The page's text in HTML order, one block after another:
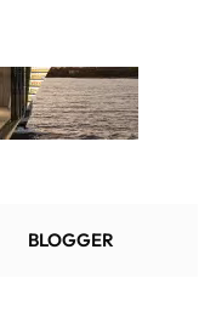
BLOGGER